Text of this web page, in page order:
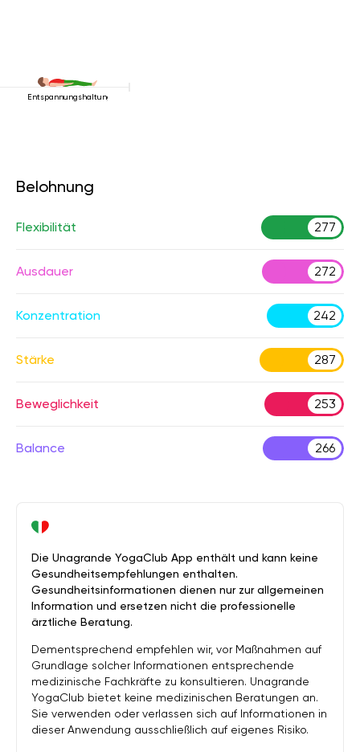
Entspannungshaltung
Belohnung
Flexibilität 277
Ausdauer 272
Konzentration 242
Stärke 287
Beweglichkeit 253
Balance 266
Die Unagrande YogaClub App enthält und kann keine
Gesundheitsempfehlungen enthalten.
Gesundheitsinformationen dienen nur zur allgemeinen
Information und ersetzen nicht die professionelle
ärztliche Beratung.
Dementsprechend empfehlen wir, vor Maßnahmen auf
Grundlage solcher Informationen entsprechende
medizinische Fachkräfte zu konsultieren. Unagrande
YogaClub bietet keine medizinischen Beratungen an.
Sie verwenden oder verlassen sich auf Informationen in
dieser Anwendung ausschließlich auf eigenes Risiko.